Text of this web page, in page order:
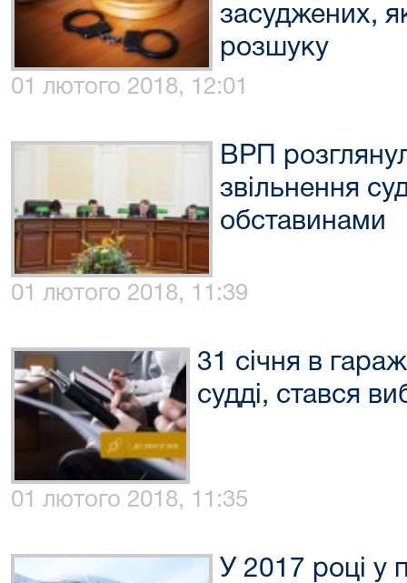
засуджених,
розшуку
01 лютого 2018, 12:01
ВРП
звільнення
обставинами
01 лютого 2018, 11:39
31 січня в
судді, стався
01 лютого 2018, 11:35
У 2017 році у